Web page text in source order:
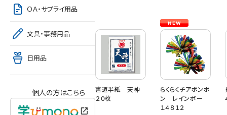
書道半紙 天神
２０枚
らくらくチアポンポ
ン レインボー
１４８１２
ＯＡ・サプライ用品
文具・事務用品
日用品
個人の方はこちら